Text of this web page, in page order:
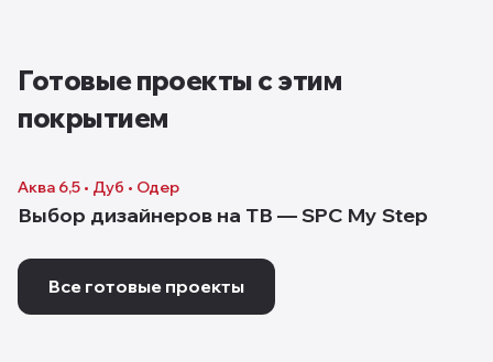
Готовые проекты с этим
покрытием
Аква 6,5 • Дуб • Одер
Выбор дизайнеров на ТВ — SPC My Step
Все готовые проекты